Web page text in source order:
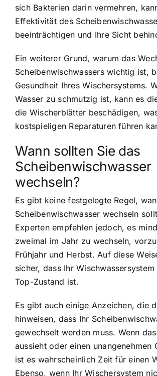
sich Bakterien darin vermehren,
Effektivität des
beeinträchtigen und Ihre Sicht
Ein weiterer Grund, warum das
Scheibenwischwassers wichtig ist,
Gesundheit Ihres Wischersystems.
Wasser zu schmutzig ist, kann es
die Wischerblätter beschädigen,
kostspieligen Reparaturen führen
Wann sollten Sie das
Scheibenwischwasser
wechseln?
Es gibt keine festgelegte Regel,
Scheibenwischwasser wechseln
Experten empfehlen jedoch, es
zweimal im Jahr zu wechseln,
Frühjahr und Herbst. Auf diese
sicher, dass Ihr
Top-Zustand ist.
Es gibt auch einige Anzeichen, die
hinweisen, dass Ihr
gewechselt werden muss. Wenn
aussieht oder einen unangenehmen
ist es wahrscheinlich Zeit für einen
Ebenso, wenn Ihr Wischersystem